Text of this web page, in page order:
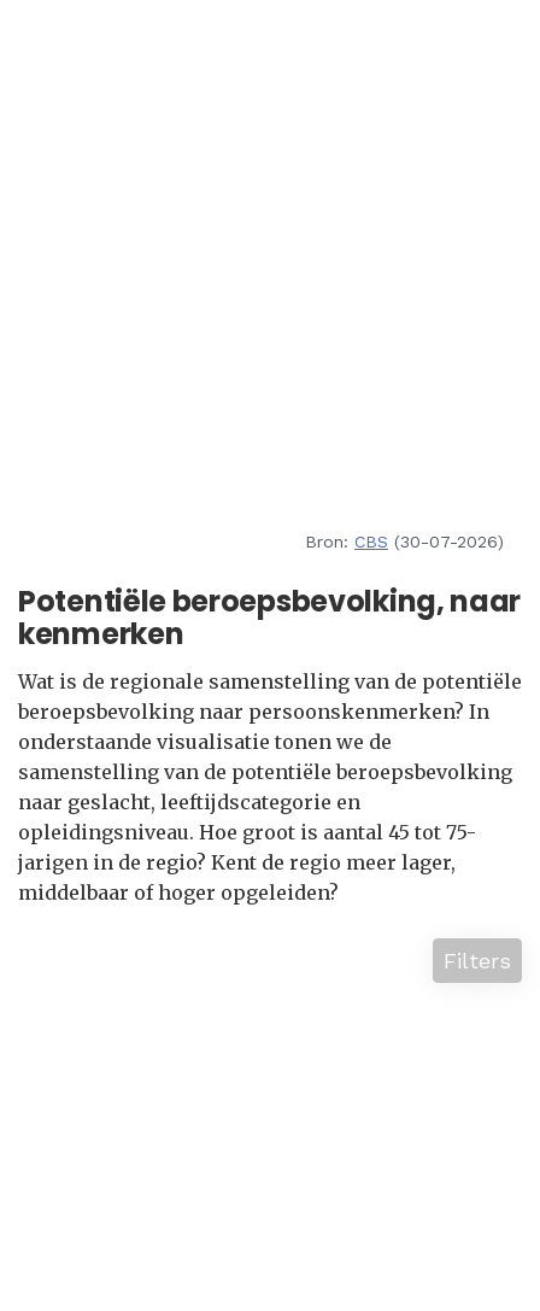
Bron: CBS (30-07-2026)
Potentiële beroepsbevolking, naar
kenmerken
Wat is de regionale samenstelling van de potentiële
beroepsbevolking naar persoonskenmerken? In
onderstaande visualisatie tonen we de
samenstelling van de potentiële beroepsbevolking
naar geslacht, leeftijdscategorie en
opleidingsniveau. Hoe groot is aantal 45 tot 75-
jarigen in de regio? Kent de regio meer lager,
middelbaar of hoger opgeleiden?
Filters